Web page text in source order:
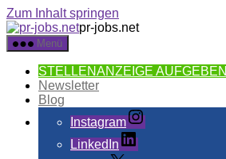
Zum Inhalt springen
pr-jobs.net
Menü
STELLENANZEIGE AUFGEBEN
Newsletter
Blog
Instagram
LinkedIn